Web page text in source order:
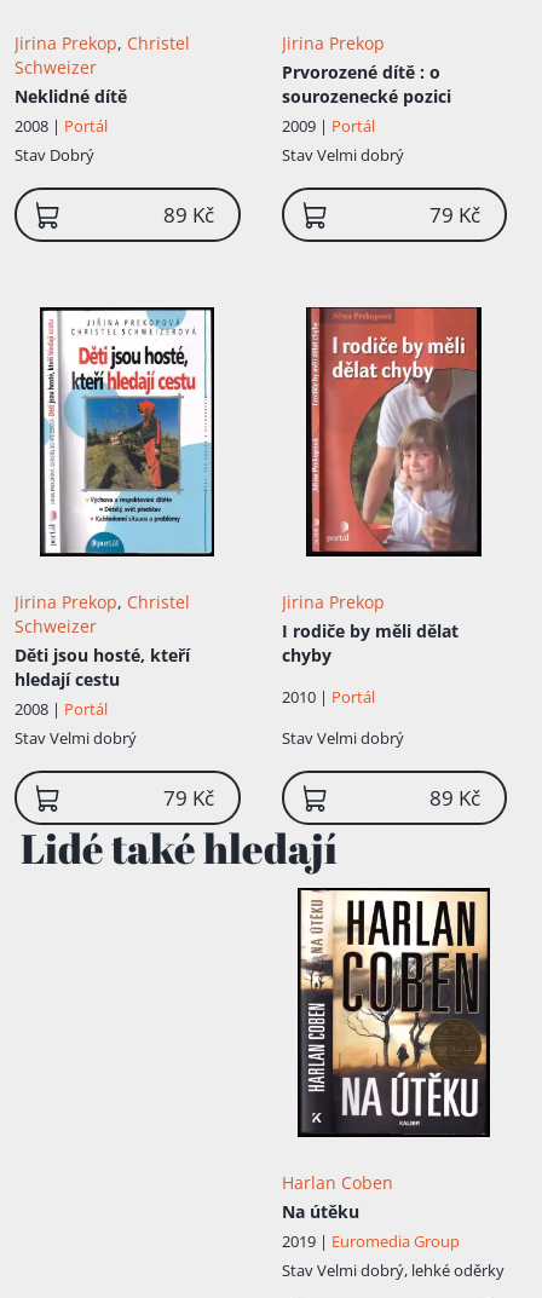
Jirina Prekop, Christel
Schweizer
Neklidné dítě
2008 | Portál
Stav Dobrý
89 Kč
Jirina Prekop
Prvorozené dítě : o
sourozenecké pozici
2009 | Portál
StavVelmi dobrý
79 Kč
Jirina Prekop, Christel
Schweizer
Děti jsou hosté, kteří
hledají cestu
2008 | Portál
StavVelmi dobrý
79 Kč
Jirina Prekop
I rodiče by měli dělat
chyby
2010 | Portál
StavVelmi dobrý
89 Kč
Lidé také hledají
Harlan Coben
Na útěku
2019 | Euromedia Group
StavVelmi dobrý, lehké oděrky